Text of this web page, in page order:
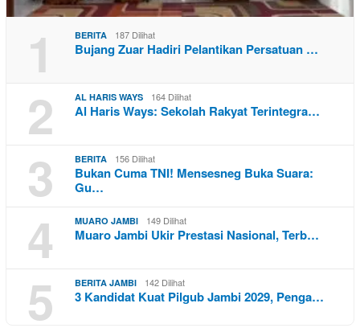
1 BERITA 187 Dilihat
Bujang Zuar Hadiri Pelantikan Persatuan …
2 AL HARIS WAYS 164 Dilihat
Al Haris Ways: Sekolah Rakyat Terintegra…
3 BERITA 156 Dilihat
Bukan Cuma TNI! Mensesneg Buka Suara:
Gu…
4 MUARO JAMBI 149 Dilihat
Muaro Jambi Ukir Prestasi Nasional, Terb…
5 BERITA JAMBI 142 Dilihat
3 Kandidat Kuat Pilgub Jambi 2029, Penga…